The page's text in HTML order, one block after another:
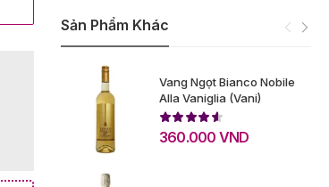
Sản Phẩm Khác
Vang Ngọt Bianco Nobile
Alla Vaniglia (Vani)
360.000 VND